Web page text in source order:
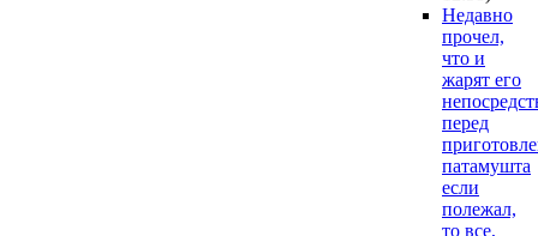
Недавно
прочел,
что и
жарят его
перед
патамушта
если
полежал,
то все,